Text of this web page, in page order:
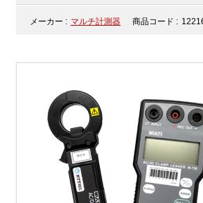
メーカー : マルチ計測器 商品コード :